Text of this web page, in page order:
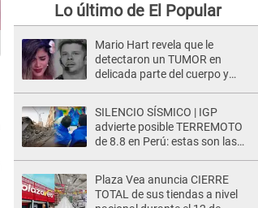
Lo último de El Popular
Mario Hart revela que le
detectaron un TUMOR en
delicada parte del cuerpo y
muy fuertes..."
SILENCIO SÍSMICO | IGP
advierte posible TERREMOTO
de 8.8 en Perú: estas son las
Plaza Vea anuncia CIERRE
TOTAL de sus tiendas a nivel